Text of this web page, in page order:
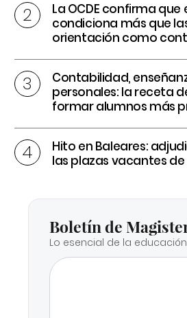
La OCDE confirma
condiciona más que
orientación como
Contabilidad,
personales: la receta
formar alumnos más
Hito en Baleares:
las plazas vacantes
Boletín de
Lo esencial de la